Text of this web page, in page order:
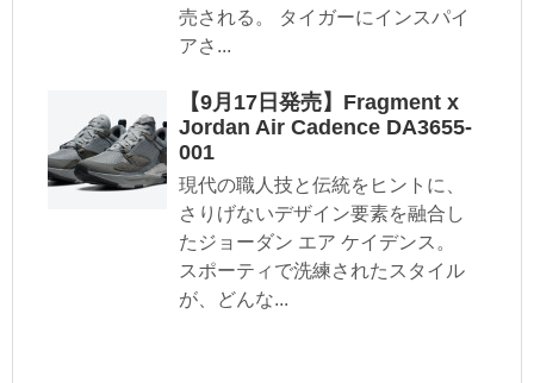
売される。 タイガーにインスパイ
アさ...
【9月17日発売】Fragment x
Jordan Air Cadence DA3655-
001
現代の職人技と伝統をヒントに、
さりげないデザイン要素を融合し
たジョーダン エア ケイデンス。
スポーティで洗練されたスタイル
が、どんな...